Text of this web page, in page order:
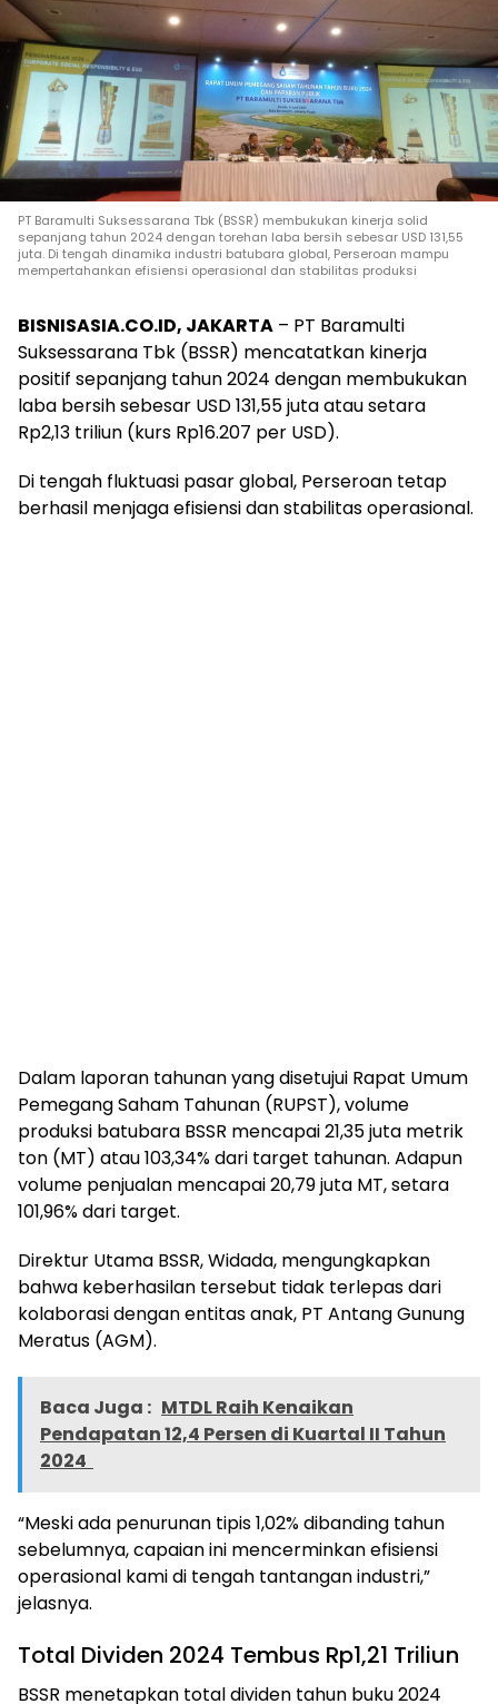
PT Baramulti Suksessarana Tbk (BSSR) membukukan kinerja solid
sepanjang tahun 2024 dengan torehan laba bersih sebesar USD 131,55
juta. Di tengah dinamika industri batubara global, Perseroan mampu
mempertahankan efisiensi operasional dan stabilitas produksi
BISNISASIA.CO.ID, JAKARTA – PT Baramulti
Suksessarana Tbk (BSSR) mencatatkan kinerja
positif sepanjang tahun 2024 dengan membukukan
laba bersih sebesar USD 131,55 juta atau setara
Rp2,13 triliun (kurs Rp16.207 per USD).
Di tengah fluktuasi pasar global, Perseroan tetap
berhasil menjaga efisiensi dan stabilitas operasional.
Dalam laporan tahunan yang disetujui Rapat Umum
Pemegang Saham Tahunan (RUPST), volume
produksi batubara BSSR mencapai 21,35 juta metrik
ton (MT) atau 103,34% dari target tahunan. Adapun
volume penjualan mencapai 20,79 juta MT, setara
101,96% dari target.
Direktur Utama BSSR, Widada, mengungkapkan
bahwa keberhasilan tersebut tidak terlepas dari
kolaborasi dengan entitas anak, PT Antang Gunung
Meratus (AGM).
Baca Juga : MTDL Raih Kenaikan
Pendapatan 12,4 Persen di Kuartal II Tahun
2024
“Meski ada penurunan tipis 1,02% dibanding tahun
sebelumnya, capaian ini mencerminkan efisiensi
operasional kami di tengah tantangan industri,”
jelasnya.
Total Dividen 2024 Tembus Rp1,21 Triliun
BSSR menetapkan total dividen tahun buku 2024